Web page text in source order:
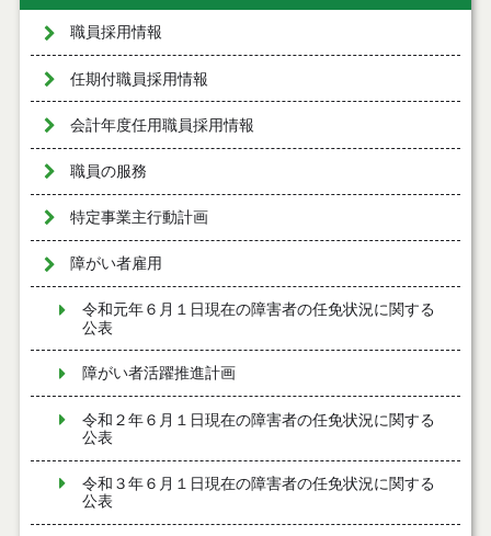
職員採用情報
任期付職員採用情報
会計年度任用職員採用情報
職員の服務
特定事業主行動計画
障がい者雇用
令和元年６月１日現在の障害者の任免状況に関する
公表
障がい者活躍推進計画
令和２年６月１日現在の障害者の任免状況に関する
公表
令和３年６月１日現在の障害者の任免状況に関する
公表